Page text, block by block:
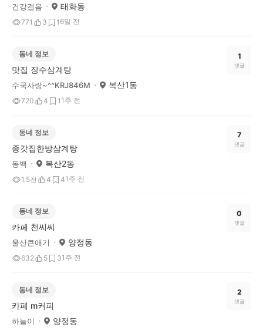
건강걸음 태화동
771 3 1 6일 전
동네 정보
맛집 장수삼계탕
수국사랑~^^KRJ846M 복산1동
720 4 1 1주 전
1
댓글
동네 정보
종갓집한방삼계탕
동백 복산2동
1.5천 4 41주 전
7
댓글
동네 정보
카페 천씨씨
울산큰애기 양정동
632 5 31주 전
0
댓글
동네 정보
카페 m커피
하늘이 양정동
2
댓글